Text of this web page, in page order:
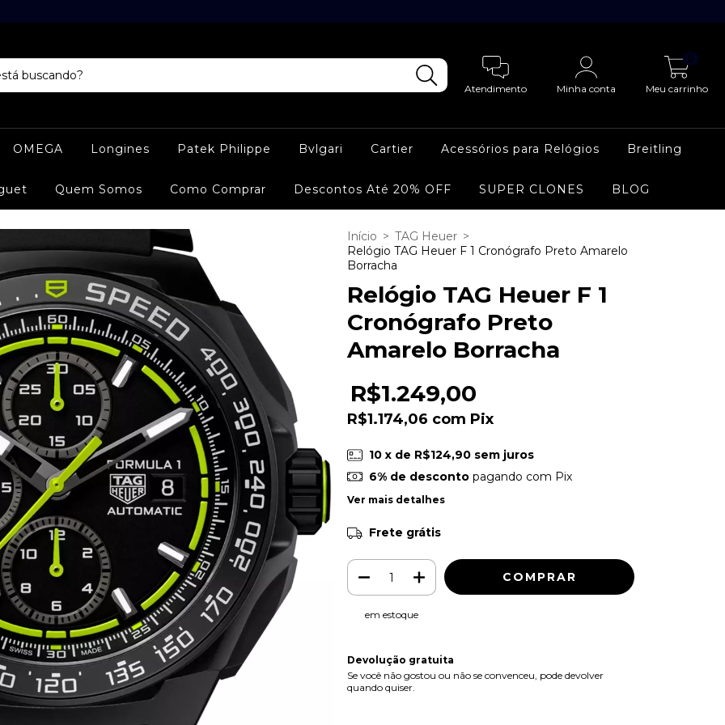
Atendimento Minha conta Meu carrinho
0
OMEGA Longines Patek Philippe Bvlgari Cartier Acessórios para Relógios Breitling
Quem Somos Como Comprar Descontos Até 20% OFF SUPER CLONES BLOG
Início > TAG Heuer >
Relógio TAG Heuer F 1 Cronógrafo Preto Amarelo
Borracha
Relógio TAG Heuer F 1
Cronógrafo Preto
Amarelo Borracha
R$1.249,00
R$1.174,06 com Pix
10 x de R$124,90 sem juros
6% de descontopagando com Pix
Ver mais detalhes
Frete grátis
em estoque
Devolução gratuita
Se você não gostou ou não se convenceu, pode devolver
quando quiser.